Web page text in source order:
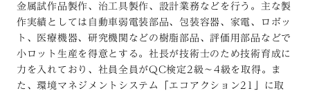
金属試作品製作、治工具製作、設計業務などを行う。主な製
作実績としては自動車弱電装部品、包装容器、家電、ロボッ
ト、医療機器、研究機関などの樹脂部品、評価用部品などで
小ロット生産を得意とする。社長が技術士のため技術育成に
力を入れており、社員全員がQC検定2級～4級を取得。ま
た、環境マネジメントシステム「エコアクション21」に取